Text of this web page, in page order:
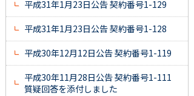
平成31年1月23日公告 契約番号1-129
平成31年1月23日公告 契約番号1-128
平成30年12月12日公告 契約番号1-119
平成30年11月28日公告 契約番号1-111
質疑回答を添付しました